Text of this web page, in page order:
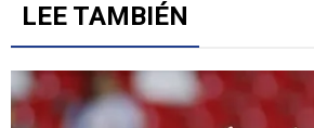
LEE TAMBIÉN